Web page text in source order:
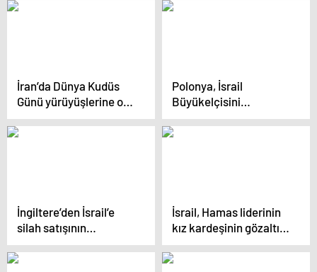
İran’da Dünya Kudüs
Günü yürüyüşlerine on
binlerce kişi katıldı
Polonya, İsrail
Büyükelçisini
çağırarak protesto
notası verdi
İngiltere’den İsrail’e
silah satışının
durdurulması için çağrı
İsrail, Hamas liderinin
kız kardeşinin gözaltı
süresini uzattı